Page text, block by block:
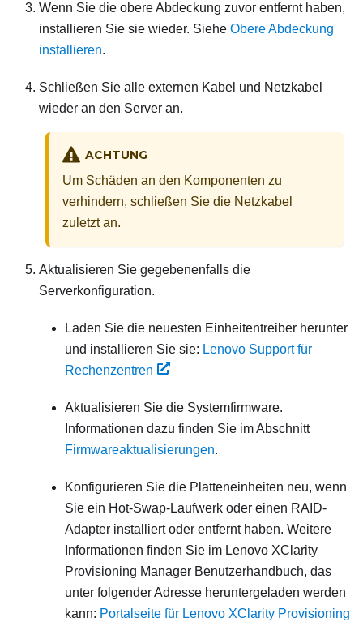
Wenn Sie die obere Abdeckung zuvor entfernt haben,
installieren Sie sie wieder. Siehe Obere Abdeckung
installieren.
Schließen Sie alle externen Kabel und Netzkabel
wieder an den Server an.
ACHTUNG
Um Schäden an den Komponenten zu
verhindern, schließen Sie die Netzkabel
zuletzt an.
Aktualisieren Sie gegebenenfalls die
Serverkonfiguration.
Laden Sie die neuesten Einheitentreiber herunter
und installieren Sie sie: Lenovo Support für
Rechenzentren
Aktualisieren Sie die Systemfirmware.
Informationen dazu finden Sie im Abschnitt
Firmwareaktualisierungen.
Konfigurieren Sie die Platteneinheiten neu, wenn
Sie ein Hot-Swap-Laufwerk oder einen RAID-
Adapter installiert oder entfernt haben. Weitere
Informationen finden Sie im Lenovo XClarity
Provisioning Manager Benutzerhandbuch, das
unter folgender Adresse heruntergeladen werden
kann: Portalseite für Lenovo XClarity Provisioning